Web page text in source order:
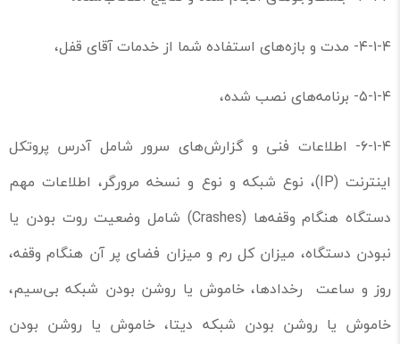
۴-۱-۴- مدت و باز‌ه‌های استفاده شما از خدمات آقای قفل،
۵-۱-۴- برنامه‌های نصب شده،
۶-۱-۴- اطلاعات فنی و گزارش‌های سرور شامل آدرس پروتکل
اینترنت (IP)، نوع شبکه و نوع و نسخه مرورگر، اطلاعات مهم
دستگاه هنگام وقفه‌ها (Crashes) شامل وضعیت روت بودن یا
نبودن دستگاه، میزان کل رم و میزان فضای پر آن هنگام وقفه،
روز و ساعت رخدادها، خاموش یا روشن بودن شبکه بی‌سیم،
خاموش یا روشن بودن شبکه دیتا، خاموش یا روشن بودن